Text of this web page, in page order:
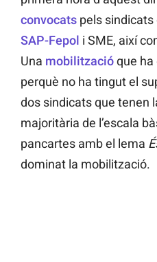
convocats pels sindicats
SAP-Fepol i SME, així
Una mobilitzacióque
perquè no ha tingut el
dos sindicats que tenen
majoritària de l’escala
pancartes amb el lema
dominat la mobilització.